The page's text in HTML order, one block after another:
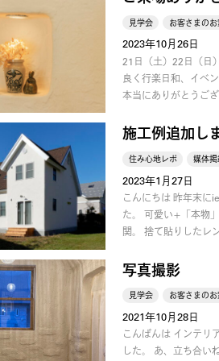
見学会 お客さまのお
2023年10月26日
21日（土）22日（日
良く行楽日和、イベ
本当にありがとうご
施工例追加し
住み心地レポ 媒体掲
2023年1月27日
こんにちは 昨年末に
た。 可愛い+「本物
関。 捨て貼りしたレ
写真撮影
見学会 お客さまのお
2021年10月28日
こんばんは インテリ
した。 あ、立ち合